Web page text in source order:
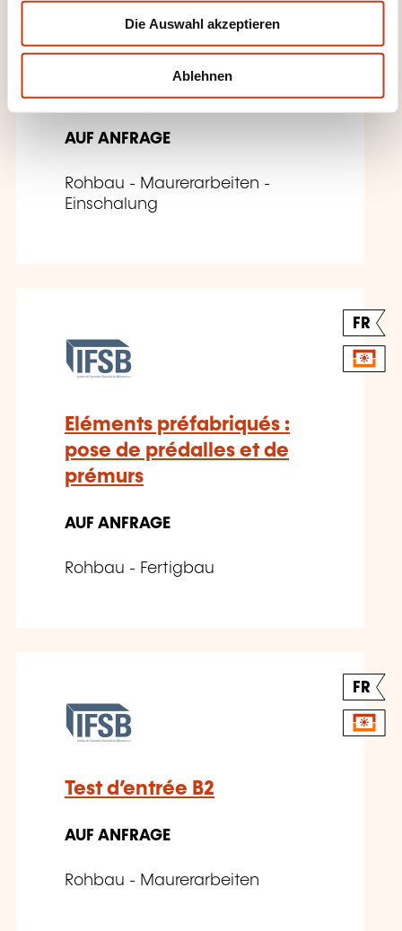
Die Auswahl akzeptieren
Ablehnen
Coffrage Outinord
AUF ANFRAGE
Rohbau - Maurerarbeiten -
Einschalung
FR
Eléments préfabriqués :
pose de prédalles et de
prémurs
AUF ANFRAGE
Rohbau - Fertigbau
FR
Test d’entrée B2
AUF ANFRAGE
Rohbau - Maurerarbeiten